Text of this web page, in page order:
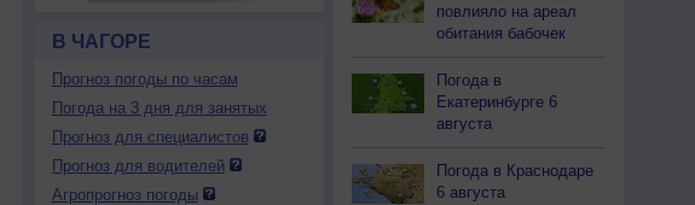
В ЧАГОРЕ
Прогноз погоды по часам
Погода на 3 дня для занятых
Прогноз для специалистов
Прогноз для водителей
Агропрогноз погоды
повлияло на ареал
обитания бабочек
Погода в
Екатеринбурге 6
августа
Погода в Краснодаре
6 августа